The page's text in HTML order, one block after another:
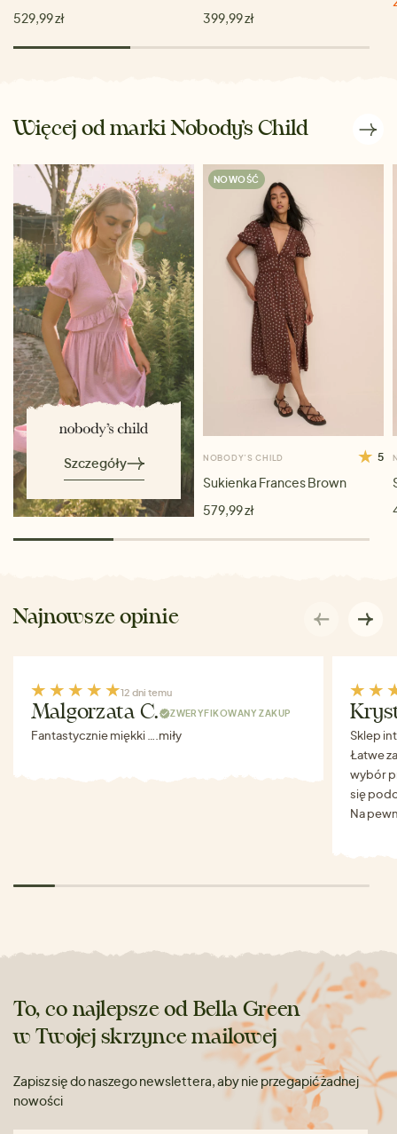
529,99 zł 399,99 zł
Więcej od marki Nobody’s Child
Szczegóły
NOWOŚĆ
NOBODY’S CHILD 5
Sukienka Frances Brown
579,99 zł
Najnowsze opinie
12 dni temu
Malgorzata C. ZWERYFIKOWANY ZAKUP
Fantastycznie miękki ….miły
Sklep
Łatwe
wybór
się
Na
To, co najlepsze od Bella Green
w Twojej skrzynce mailowej
Zapisz się do naszego newslettera, aby nie przegapić żadnej
nowości